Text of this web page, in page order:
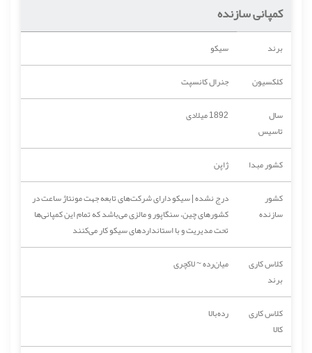
کمپانی سازنده
برند
سیکو
کلکسیون
جنرال کانسپت
سال
تاسیس
1892 میلادی
کشور مبدا
ژاپن
کشور
سازنده
درج نشده | سیکو دارای شرکت‌های تابعه جهت مونتاژ ساعت در
کشورهای چین، سنگاپور و مالزی می‌باشد که تمام این کمپانی‌ها
تحت مدیریت و با استانداردهای سیکو کار می‌کنند
کلاس کاری
برند
میان‌رده ~ لاکچری
کلاس کاری
کالا
رده‌بالا